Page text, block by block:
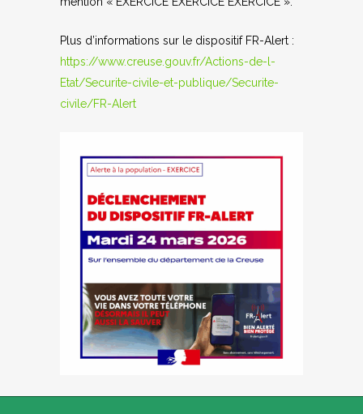
Plus d’informations sur le dispositif FR-Alert :
https://www.creuse.gouv.fr/Actions-de-l-
Etat/Securite-civile-et-publique/Securite-
civile/FR-Alert